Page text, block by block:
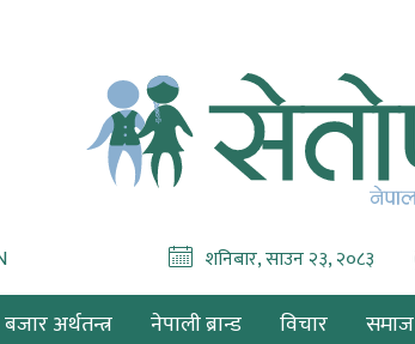
शनिबार, साउन २३, २०८३
बजार अर्थतन्त्र नेपाली ब्रान्ड विचार समाज